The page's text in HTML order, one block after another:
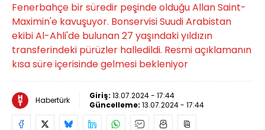
Fenerbahçe bir süredir peşinde olduğu Allan Saint-
Maximin'e kavuşuyor. Bonservisi Suudi Arabistan
ekibi Al-Ahli'de bulunan 27 yaşındaki yıldızın
transferindeki pürüzler halledildi. Resmi açıklamanın
kısa süre içerisinde gelmesi bekleniyor
Habertürk Giriş: 13.07.2024 - 17:44
Güncelleme: 13.07.2024 - 17:44